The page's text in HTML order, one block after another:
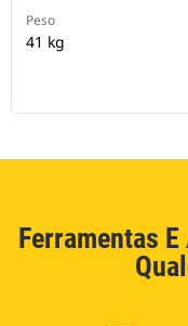
Peso
41 kg
Ferramentas